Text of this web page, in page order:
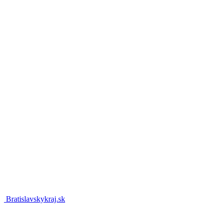
Bratislavskykraj.sk